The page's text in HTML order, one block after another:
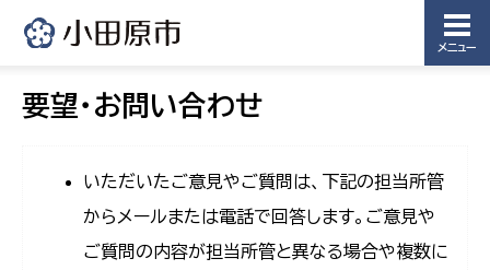
メニュー
要望・お問い合わせ
いただいたご意見やご質問は、下記の担当所管
からメールまたは電話で回答します。ご意見や
ご質問の内容が担当所管と異なる場合や複数に